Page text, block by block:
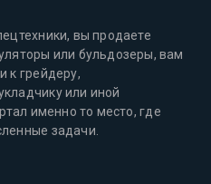
вы продаете
или бульдозеры, вам
к грейдеру,
или иной
именно то место, где
задачи.